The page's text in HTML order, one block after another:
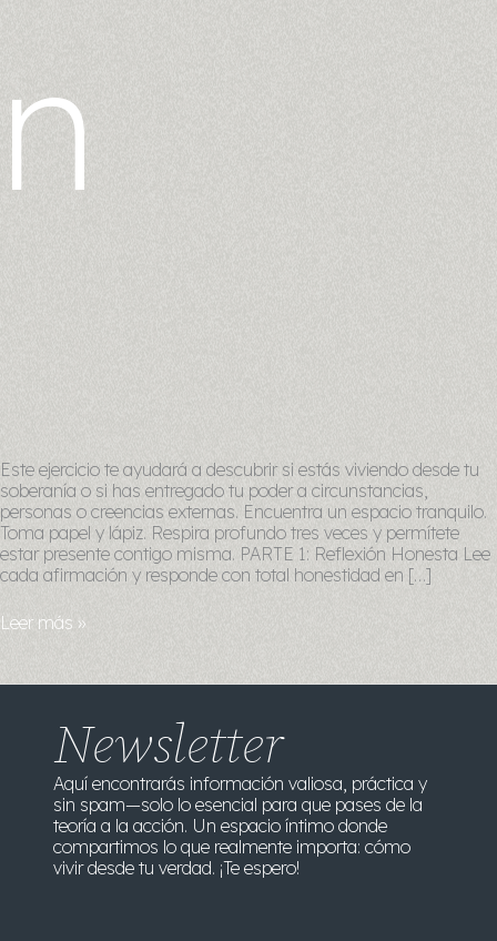
n
Este ejercicio te ayudará a descubrir si estás viviendo desde tu
soberanía o si has entregado tu poder a circunstancias,
personas o creencias externas. Encuentra un espacio tranquilo.
Toma papel y lápiz. Respira profundo tres veces y permítete
estar presente contigo misma. PARTE 1: Reflexión Honesta Lee
cada afirmación y responde con total honestidad en […]
Leer más »
Newsletter
Aquí encontrarás información valiosa, práctica y
sin spam—solo lo esencial para que pases de la
teoría a la acción. Un espacio íntimo donde
compartimos lo que realmente importa: cómo
vivir desde tu verdad. ¡Te espero!